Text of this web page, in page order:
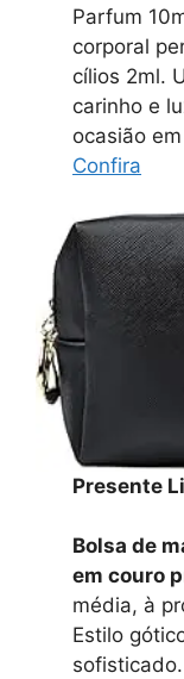
Parfum
corporal
cílios 2ml.
carinho e
ocasião
Confira
Presente
Bolsa de
em couro
média, à
Estilo